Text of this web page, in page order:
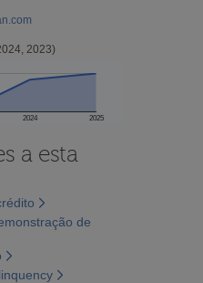
2023)
2024 2025
a esta
de